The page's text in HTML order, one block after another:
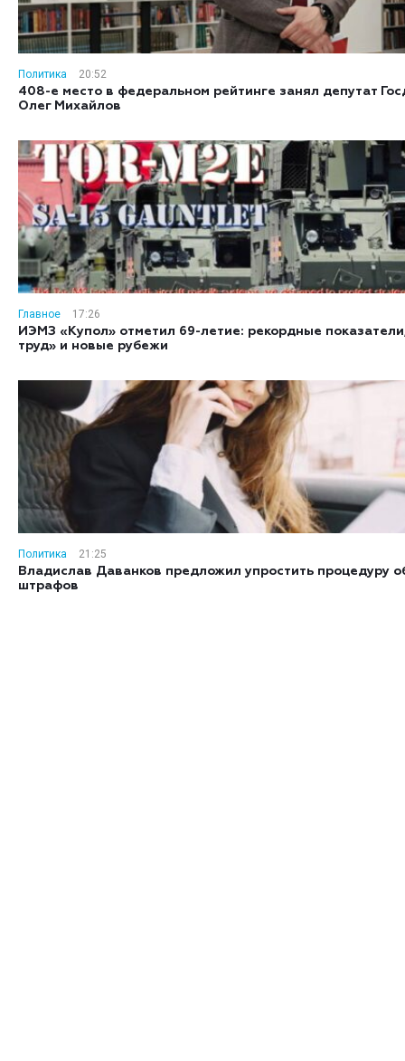
Политика
20:52
408-е место в федеральном рейтинге занял депутат
Олег Михайлов
Главное
17:26
ИЭМЗ «Купол» отметил 69-летие: рекордные
труд» и новые рубежи
Политика
21:25
Владислав Даванков предложил упростить процедуру
штрафов